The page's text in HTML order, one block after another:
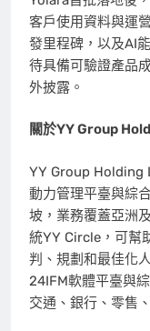
客戶使用資料與運
發里程碑，以及AI
待具備可驗證產品
外披露。
關於YY Group
YY Group Holding
動力管理平臺與綜
坡，業務覆蓋亞洲
統YY Circle，可幫
判、規劃和最佳化
24IFM軟體平臺與
交通、銀行、零售